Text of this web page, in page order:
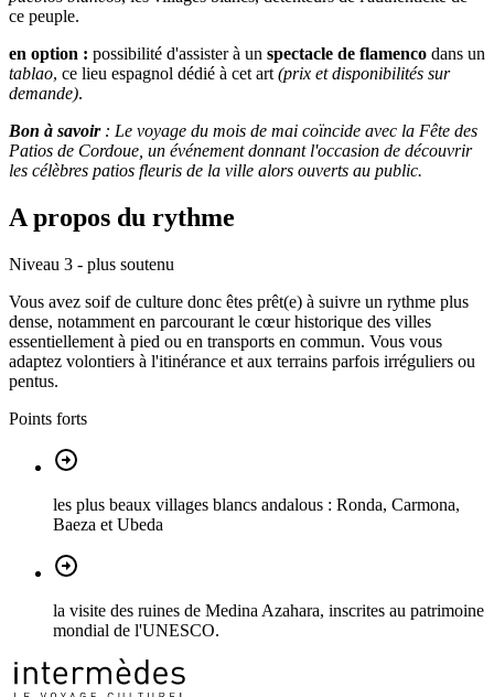
ce peuple.
en option : possibilité d'assister à un spectacle de flamenco dans un
tablao, ce lieu espagnol dédié à cet art (prix et disponibilités sur
demande).
Bon à savoir: Le voyage du mois de mai coïncide avec la Fête des
Patios de Cordoue, un événement donnant l'occasion de découvrir
les célèbres patios fleuris de la ville alors ouverts au public.
A propos du rythme
Niveau 3 - plus soutenu
Vous avez soif de culture donc êtes prêt(e) à suivre un rythme plus
dense, notamment en parcourant le cœur historique des villes
essentiellement à pied ou en transports en commun. Vous vous
adaptez volontiers à l'itinérance et aux terrains parfois irréguliers ou
pentus.
Points forts
les plus beaux villages blancs andalous : Ronda, Carmona,
Baeza et Ubeda
la visite des ruines de Medina Azahara, inscrites au patrimoine
mondial de l'UNESCO.